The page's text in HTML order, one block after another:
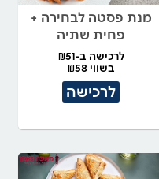
מנת פסטה לבחירה +
פחית שתיה
לרכישה ב-₪51
בשווי ₪58
לרכישה